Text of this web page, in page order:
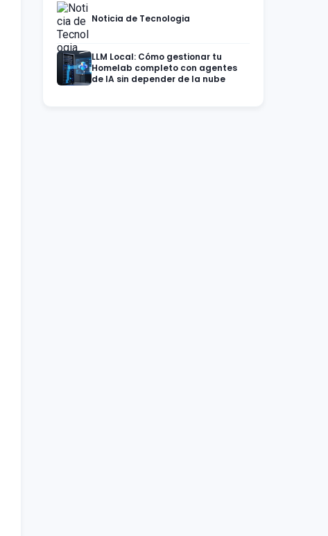
Noticia de Tecnologia
LLM Local: Cómo gestionar tu
Homelab completo con agentes
de IA sin depender de la nube